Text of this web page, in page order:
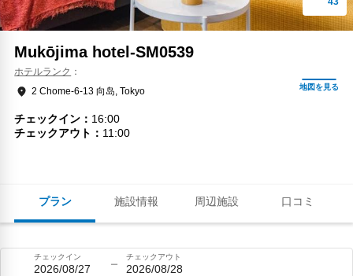
プラン 施設情報 周辺施設 口コミ
Mukōjima hotel-SM0539
ホテルランク
2 Chome-6-13 向岛, Tokyo
チェックイン
16:00
チェックアウト
11:00
チェックイン
2026/08/27
チェックアウト
2026/08/28